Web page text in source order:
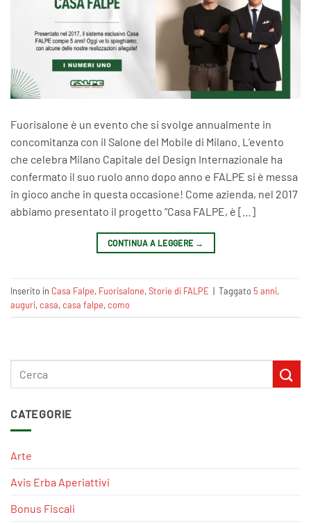
CATEGORIE
Arte
Avis Erba Aperiattivi
Bonus Fiscali
Fuorisalone è un evento che si svolge annualmente in
concomitanza con il Salone del Mobile di Milano. L’evento
che celebra Milano Capitale del Design Internazionale ha
confermato il suo ruolo anno dopo anno e FALPE si è messa
in gioco anche in questa occasione! Come azienda, nel 2017
abbiamo presentato il progetto “Casa FALPE, è […]
CONTINUA A LEGGERE →
Inserito in Casa Falpe, Fuorisalone,Storie di FALPE | Taggato5 anni,
auguri,casa,casa falpe,como